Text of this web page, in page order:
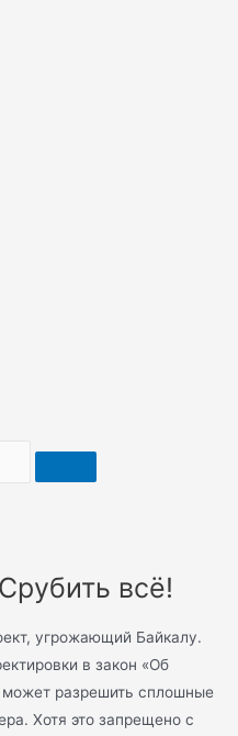
всё!
угрожающий Байкалу.
в закон «Об
может разрешить сплошные
Хотя это запрещено с